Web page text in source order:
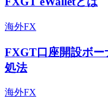
海外FX
FXGT口座開設ボー
処法
海外FX